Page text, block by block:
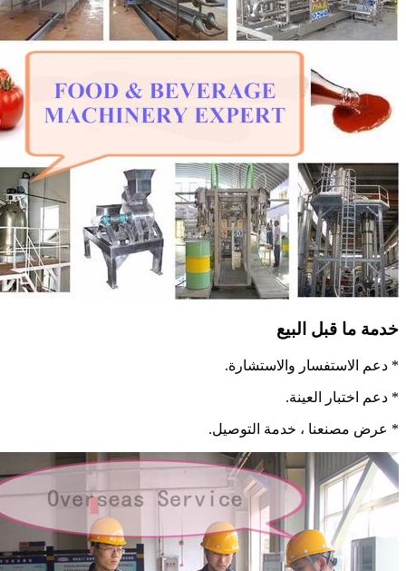
خدمة ما قبل البيع
* دعم الاستفسار والاستشارة.
* دعم اختبار العينة.
* عرض مصنعنا ، خدمة التوصيل.